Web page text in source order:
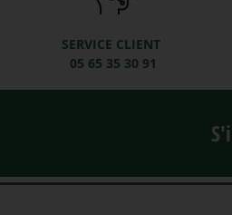
SERVICE CLIENT
05 65 35 30 91